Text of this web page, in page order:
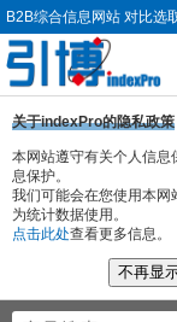
B2B综合信息网站 对比选
关于indexPro的隐私政策
本网站遵守有关个人信
息保护。
我们可能会在您使用本
为统计数据使用。
点击此处查看更多信息。